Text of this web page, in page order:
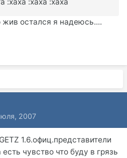
жив остался я надеюсь....
2007
1.6.офиц.представители
чувство что буду в грязь